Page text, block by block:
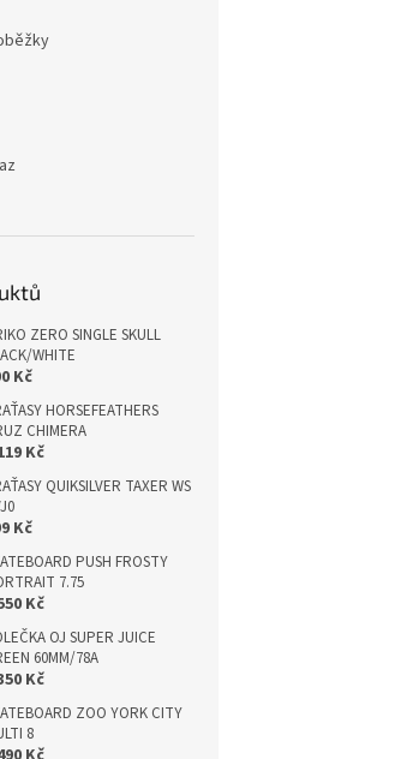
ZERO SINGLE SKULL
WHITE
Kč
HORSEFEATHERS
CHIMERA
Kč
QUIKSILVER TAXER WS
Kč
PUSH FROSTY
7.75
Kč
OJ SUPER JUICE
60MM/78A
Kč
ZOO YORK CITY
8